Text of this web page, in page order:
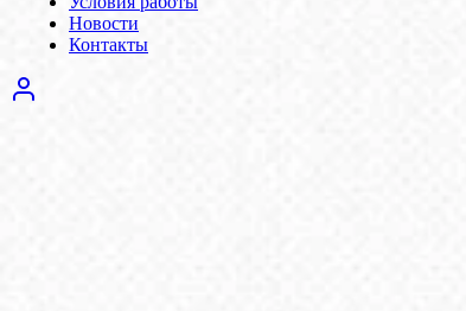
Новости
Контакты